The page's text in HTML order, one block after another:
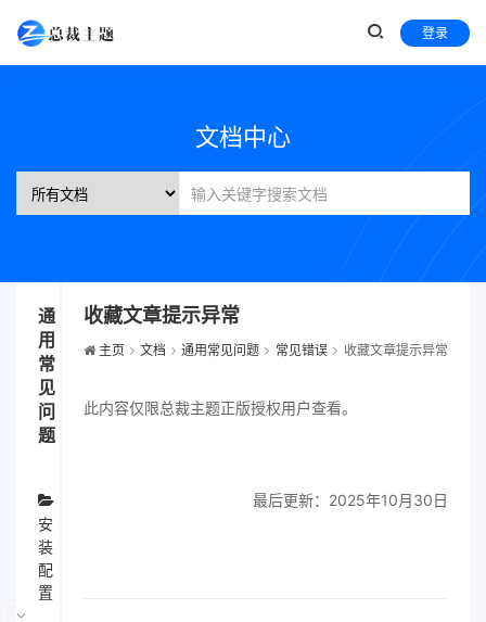
登录
文档中心
通
用
常
见
问
题
安
装
配
置
收藏文章提示异常
主页 文档 通用常见问题 常见错误 收藏文章提示异常
此内容仅限总裁主题正版授权用户查看。
最后更新：2025年10月30日